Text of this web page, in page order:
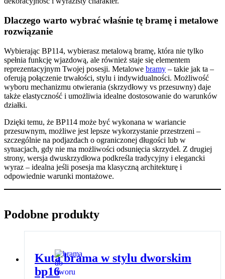
Dlaczego warto wybrać właśnie tę bramę i metalowe
rozwiązanie
Wybierając BP114, wybierasz metalową bramę, która nie tylko
spełnia funkcję wjazdową, ale również staje się elementem
reprezentacyjnym Twojej posesji. Metalowe bramy – takie jak ta –
oferują połączenie trwałości, stylu i indywidualności. Możliwość
wyboru mechanizmu otwierania (skrzydłowy vs przesuwny) daje
także elastyczność i umożliwia idealne dostosowanie do warunków
działki.
Dzięki temu, że BP114 może być wykonana w wariancie
przesuwnym, możliwe jest lepsze wykorzystanie przestrzeni –
szczególnie na podjazdach o ograniczonej długości lub w
sytuacjach, gdy nie ma możliwości odsunięcia skrzydeł. Z drugiej
strony, wersja dwuskrzydłowa podkreśla tradycyjny i elegancki
wyraz – idealna jeśli posesja ma klasyczną architekturę i
odpowiednie warunki montażowe.
Podobne produkty
Kuta brama w stylu dworskim
bp16